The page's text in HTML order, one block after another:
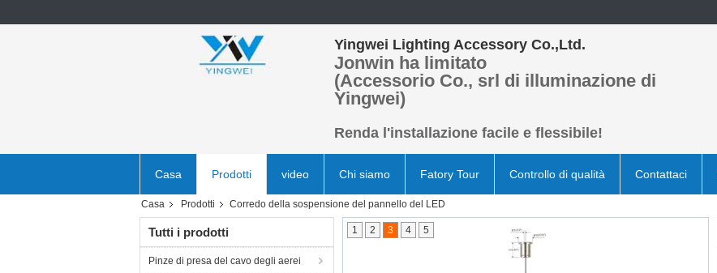
Yingwei Lighting Accessory Co.,Ltd.
Jonwin ha limitato
(Accessorio Co., srl di illuminazione di
Yingwei)
Renda l'installazione facile e flessibile!
Casa Prodotti video Chi siamo Fatory Tour Controllo di qualità Contattaci
Casa Prodotti Corredo della sospensione del pannello del LED
Tutti i prodotti
Pinze di presa del cavo degli aerei
1 2 3 4 5